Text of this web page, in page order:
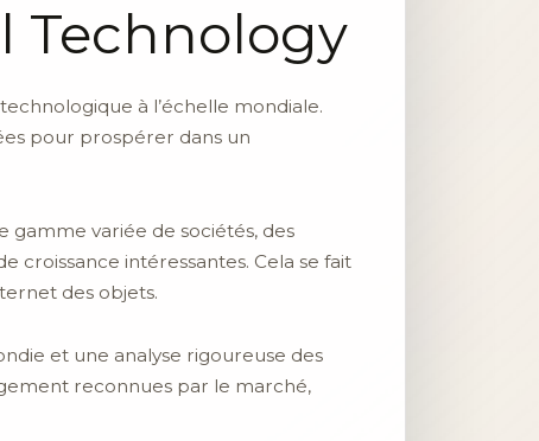
Technology
à l’échelle mondiale.
pour prospérer dans un
gamme variée de sociétés, des
croissance intéressantes. Cela se fait
des objets.
et une analyse rigoureuse des
reconnues par le marché,